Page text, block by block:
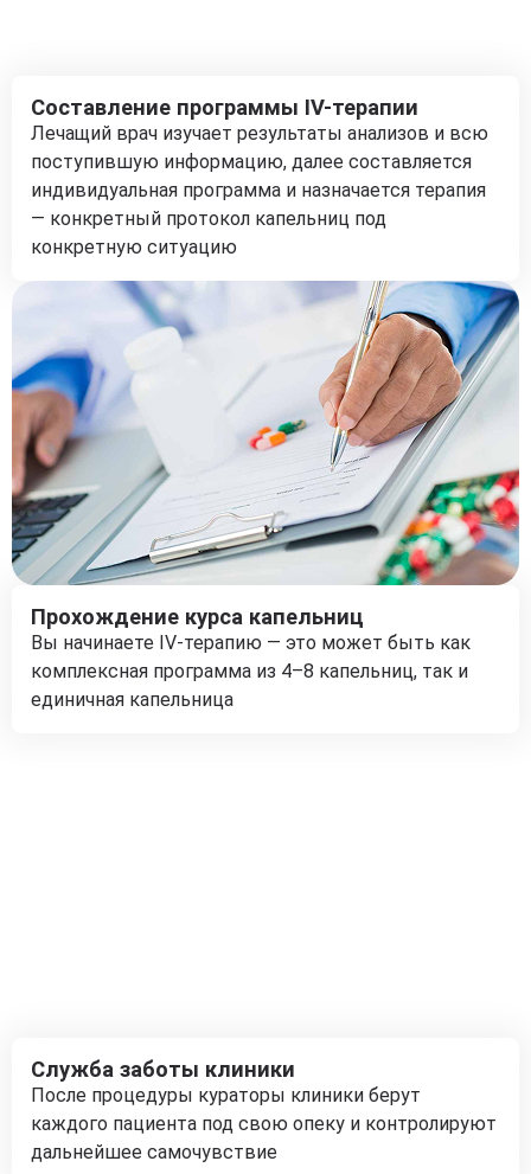
Составление программы IV-терапии
Лечащий врач изучает результаты анализов и всю
поступившую информацию, далее составляется
индивидуальная программа и назначается терапия
— конкретный протокол капельниц под
конкретную ситуацию
Прохождение курса капельниц
Вы начинаете IV-терапию — это может быть как
комплексная программа из 4–8 капельниц, так и
единичная капельница
Служба заботы клиники
После процедуры кураторы клиники берут
каждого пациента под свою опеку и контролируют
дальнейшее самочувствие